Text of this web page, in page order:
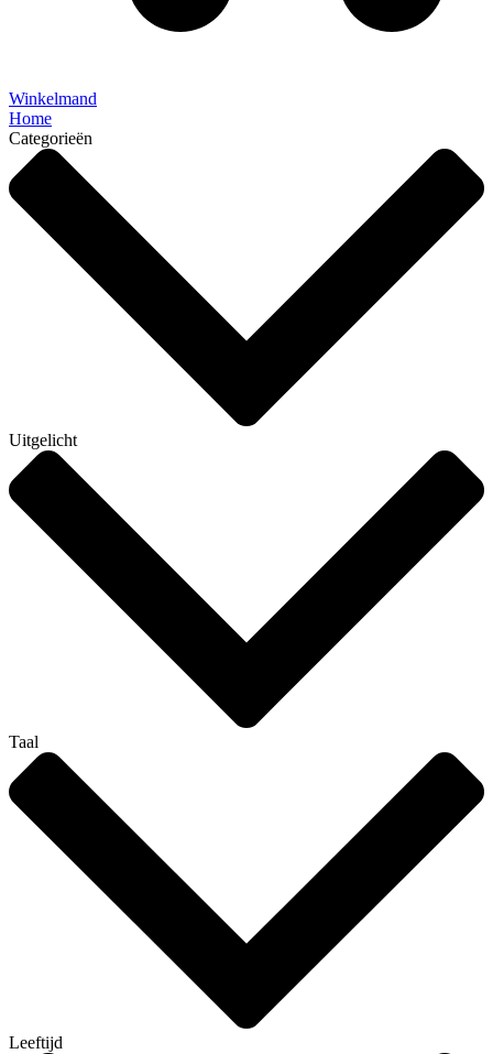
Winkelmand
Home
Categorieën
Uitgelicht
Taal
Leeftijd